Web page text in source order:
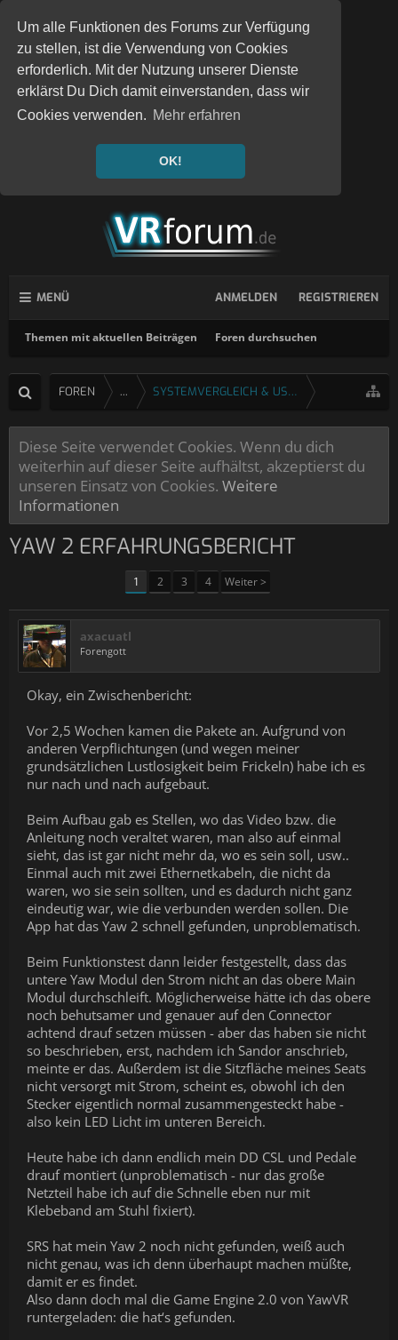
Um alle Funktionen des Forums zur Verfügung
zu stellen, ist die Verwendung von Cookies
erforderlich. Mit der Nutzung unserer Dienste
erklärst Du Dich damit einverstanden, dass wir
Cookies verwenden. Mehr erfahren
OK!
MENÜ
Themen mit aktuellen Beiträgen Foren durchsuchen
ANMELDEN REGISTRIEREN
FOREN ... SYSTEMVERGLEICH & USERTESTS
Diese Seite verwendet Cookies. Wenn du dich
weiterhin auf dieser Seite aufhältst, akzeptierst du
unseren Einsatz von Cookies. Weitere
Informationen
YAW 2 ERFAHRUNGSBERICHT
1 2 3 4 Weiter >
axacuatl
Forengott
Okay, ein Zwischenbericht:
Vor 2,5 Wochen kamen die Pakete an. Aufgrund von
anderen Verpflichtungen (und wegen meiner
grundsätzlichen Lustlosigkeit beim Frickeln) habe ich es
nur nach und nach aufgebaut.
Beim Aufbau gab es Stellen, wo das Video bzw. die
Anleitung noch veraltet waren, man also auf einmal
sieht, das ist gar nicht mehr da, wo es sein soll, usw..
Einmal auch mit zwei Ethernetkabeln, die nicht da
waren, wo sie sein sollten, und es dadurch nicht ganz
eindeutig war, wie die verbunden werden sollen. Die
App hat das Yaw 2 schnell gefunden, unproblematisch.
Beim Funktionstest dann leider festgestellt, dass das
untere Yaw Modul den Strom nicht an das obere Main
Modul durchschleift. Möglicherweise hätte ich das obere
noch behutsamer und genauer auf den Connector
achtend drauf setzen müssen - aber das haben sie nicht
so beschrieben, erst, nachdem ich Sandor anschrieb,
meinte er das. Außerdem ist die Sitzfläche meines Seats
nicht versorgt mit Strom, scheint es, obwohl ich den
Stecker eigentlich normal zusammengesteckt habe -
also kein LED Licht im unteren Bereich.
Heute habe ich dann endlich mein DD CSL und Pedale
drauf montiert (unproblematisch - nur das große
Netzteil habe ich auf die Schnelle eben nur mit
Klebeband am Stuhl fixiert).
SRS hat mein Yaw 2 noch nicht gefunden, weiß auch
nicht genau, was ich denn überhaupt machen müßte,
damit er es findet.
Also dann doch mal die Game Engine 2.0 von YawVR
runtergeladen: die hat‘s gefunden.